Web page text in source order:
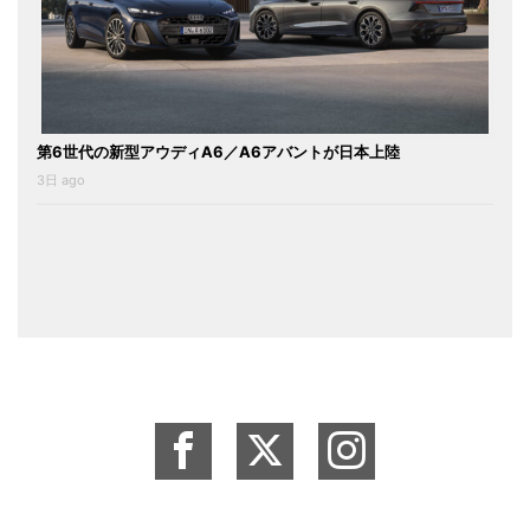
第6世代の新型アウディA6／A6アバントが日本上陸
3日 ago